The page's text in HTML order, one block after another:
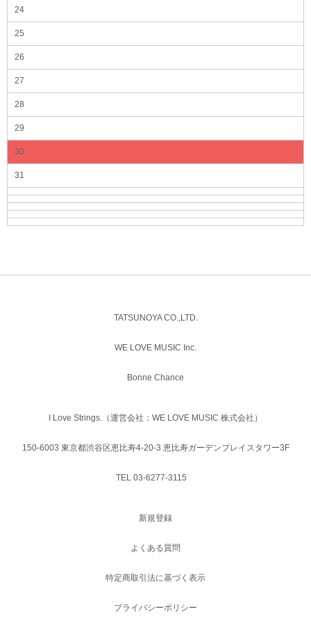
24
25
26
27
28
29
30
31
TATSUNOYA CO.,LTD.
WE LOVE MUSIC Inc.
Bonne Chance
I Love Strings.（運営会社：WE LOVE MUSIC 株式会社）
150-6003 東京都渋谷区恵比寿4-20-3 恵比寿ガーデンプレイスタワー3F
TEL 03-6277-3115
新規登録
よくある質問
特定商取引法に基づく表示
プライバシーポリシー